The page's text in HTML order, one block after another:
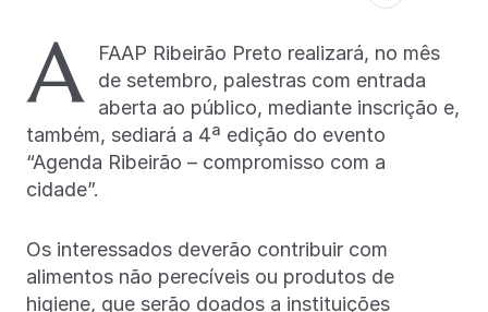
A
FAAP Ribeirão Preto realizará, no mês
de setembro, palestras com entrada
aberta ao público, mediante inscrição e,
também, sediará a 4ª edição do evento
“Agenda Ribeirão – compromisso com a
cidade”.
Os interessados deverão contribuir com
alimentos não perecíveis ou produtos de
higiene, que serão doados a instituições